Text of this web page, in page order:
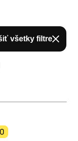
všetky filtre
0